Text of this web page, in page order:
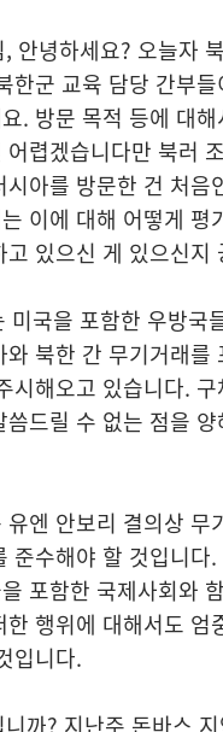
안녕하세요? 오늘자
한군 교육 담당 간부
. 방문 목적 등에 대
렵겠습니다만 북러
아를 방문한 건 처음
이에 대해 어떻게 평
있으신 게 있으신지
미국을 포함한 우방국
북한 간 무기거래를
시해오고 있습니다.
드릴 수 없는 점을
엔 안보리 결의상 무
준수해야 할 것입니다
포함한 국제사회와
행위에 대해서도 엄
입니다.
까? 지난주 돈바스